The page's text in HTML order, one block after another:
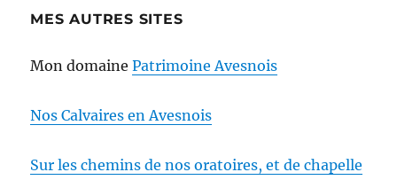
MES AUTRES SITES
Mon domainePatrimoine Avesnois
Nos Calvaires en Avesnois
Sur les chemins de nos oratoires, et de chapelle